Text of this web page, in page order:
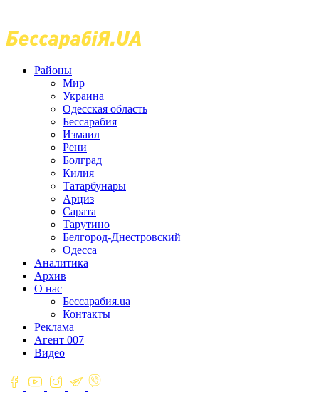
Районы
Мир
Украина
Одесская область
Бессарабия
Измаил
Рени
Болград
Килия
Татарбунары
Арциз
Сарата
Тарутино
Белгород-Днестровский
Одесса
Аналитика
Архив
О нас
Бессарабия.ua
Контакты
Реклама
Агент 007
Видео